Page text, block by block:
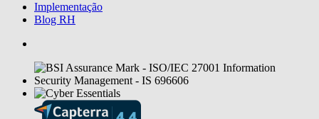
Implementação
Blog RH